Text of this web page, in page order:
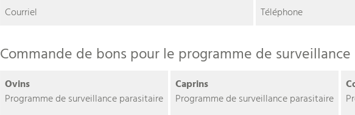
Courriel
Téléphone
Commande de bons pour le programme de
Ovins
Programme de surveillance parasitaire
Caprins
Programme de surveillance parasitaire